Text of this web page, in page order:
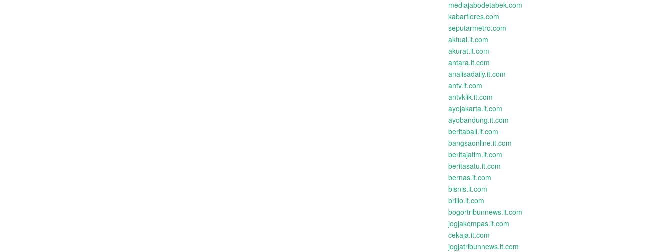
mediajabodetabek.com
kabarflores.com
seputarmetro.com
aktual.it.com
akurat.it.com
antara.it.com
analisadaily.it.com
antv.it.com
antvklik.it.com
ayojakarta.it.com
ayobandung.it.com
beritabali.it.com
bangsaonline.it.com
beritajatim.it.com
beritasatu.it.com
bernas.it.com
bisnis.it.com
brilio.it.com
bogortribunnews.it.com
jogjakompas.it.com
cekaja.it.com
jogjatribunnews.it.com